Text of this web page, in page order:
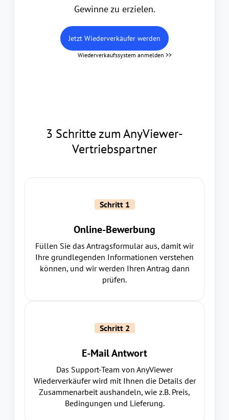
Gewinne zu erzielen.
Jetzt Wiederverkäufer werden
Wiederverkaufssystem anmelden >>
3 Schritte zum AnyViewer-
Vertriebspartner
Schritt 1
Online-Bewerbung
Füllen Sie das Antragsformular aus, damit wir
Ihre grundlegenden Informationen verstehen
können, und wir werden Ihren Antrag dann
prüfen.
Schritt 2
E-Mail Antwort
Das Support-Team von AnyViewer
Wiederverkäufer wird mit Ihnen die Details der
Zusammenarbeit aushandeln, wie z.B. Preis,
Bedingungen und Lieferung.